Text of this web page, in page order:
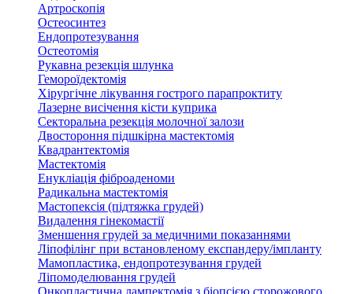
Артроскопія
Остеосинтез
Ендопротезування
Остеотомія
Рукавна резекція шлунка
Гемороїдектомія
Хірургічне лікування гострого парапроктиту
Лазерне висічення кісти куприка
Секторальна резекція молочної залози
Двостороння підшкірна мастектомія
Квадрантектомія
Мастектомія
Енукліація фіброаденоми
Радикальна мастектомія
Мастопексія (підтяжка грудей)
Видалення гінекомастії
Зменшення грудей за медичними показаннями
Ліпофілінг при встановленому експандеру/імпланту
Мамопластика, ендопротезування грудей
Ліпомоделювання грудей
Онкопластична лампектомія з біопсією сторожового